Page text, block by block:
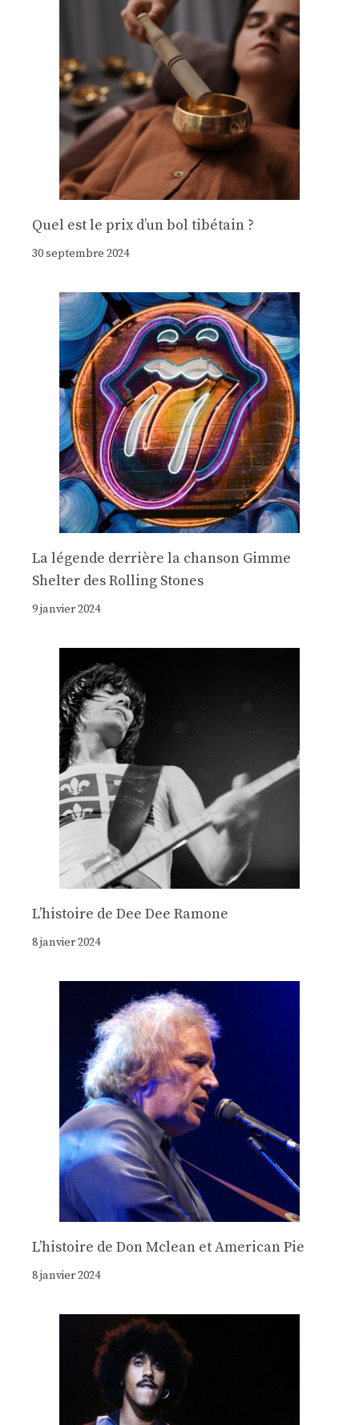
Quel est le prix d’un bol tibétain ?
30 septembre 2024
La légende derrière la chanson Gimme
Shelter des Rolling Stones
9 janvier 2024
Lʼhistoire de Dee Dee Ramone
8 janvier 2024
Lʼhistoire de Don Mclean et American Pie
8 janvier 2024